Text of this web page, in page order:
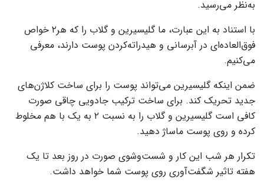
به‌نظر می‌رسید.
با استناد به این عبارت، ما گلیسیرین و گلاب را که هر۲ خواص
فوق‌العاده‌ای در آبرسانی و هیدراته‌کردن پوست دارند، معرفی
می‌کنیم.
ضمن اینکه گلیسیرین می‌تواند پوست را برای ساخت کلاژن‌های
جدید تحریک کند‌. برای ساخت ترکیب جادویی چاقی صورت
کافی است گلیسیرین و گلاب را به نسبت ۲ به یک با هم مخلوط
کرده و روی پوست ماساژ دهید.
تکرار هر شب این‌ کار و شست‌وشوی صورت در روز بعد تا یک
هفته تاثیر شگفت‌آوری روی پوست شما خواهد داشت.